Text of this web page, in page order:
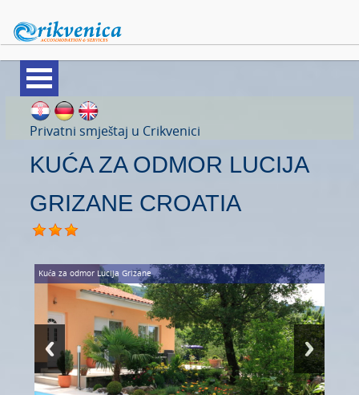
APARTMANI
SOBE
VILE
KUĆE ZA ODMOR
HRANA I PIĆE
TRGOVINE
LJEPOTA I ZDRAVLJE
Privatni smještaj u Crikvenici
KUĆA ZA ODMOR LUCIJA
GRIZANE CROATIA
Kuća za odmor Lucija Grizane